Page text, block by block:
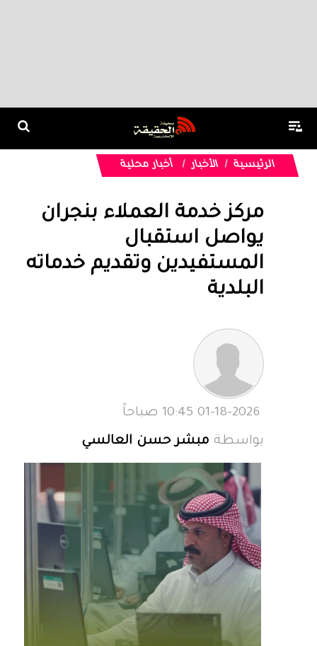
الرئيسية الأخبار أخبار محلية
مركز خدمة العملاء بنجران
يواصل استقبال
المستفيدين وتقديم خدماته
البلدية
بواسطة مبشر حسن العالسي